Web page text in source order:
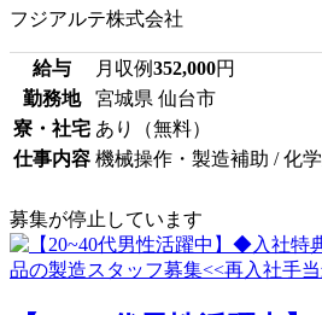
フジアルテ株式会社
給与 月収例352,000円
勤務地
宮城県 仙台市
寮・社宅 あり（無料）
仕事内容 機械操作・製造補助 / 化
募集が停止しています